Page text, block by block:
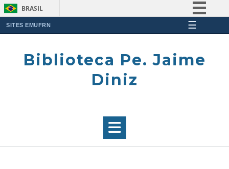
BRASIL
Participe
SITES EMUFRN ☰
Biblioteca Pe. Jaime
Diniz